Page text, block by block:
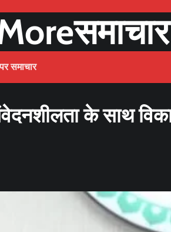
समाचार
के साथ